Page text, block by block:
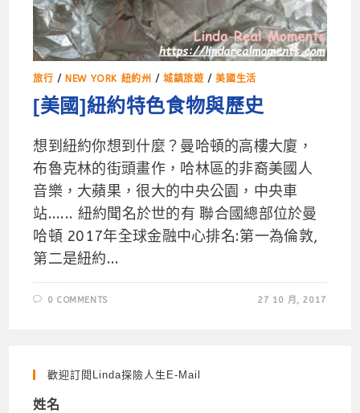
旅行 / NEW YORK 紐約州 /城鎮旅遊 /美國生活
[美國]紐約特色食物與歷史
想到紐約你想到什麼？曼哈頓的高樓大廈，
布魯克林的街頭畫作，哈林區的非裔美國人
音樂，大蘋果，很大的中央公園，中央車
站...... 紐約聞名於世的有 聯合國總部位於曼
哈頓 2017年全球金融中心排名:第一為倫敦,
第二是紐約...
0 COMMENTS 27 10 月, 2017
歡迎訂閱Linda探險人生e-Mail
姓名